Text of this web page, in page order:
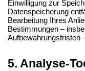
Einwilligung zur
Datenspeicherung
Bearbeitung Ihres
Bestimmungen –
Aufbewahrungsfristen
5. Analyse-